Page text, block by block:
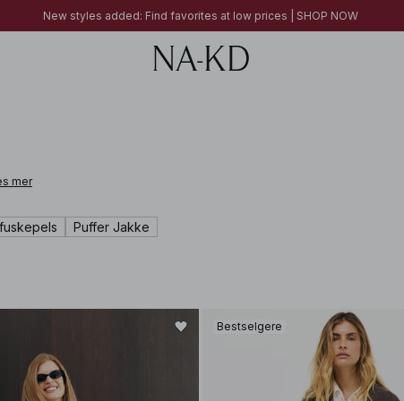
FINAL SALE | SHOP NOW
FINAL SALE | SHOP NOW
New styles added: Find favorites at low prices | SHOP NOW
mer
Puffer Jakke
Bestselgere